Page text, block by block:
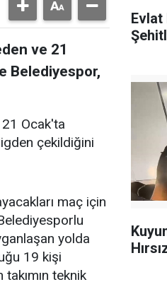
ve 21
Belediyespor,
Ocak'ta
çekildiğini
maç için
yolda
19 kişi
teknik
Evlat